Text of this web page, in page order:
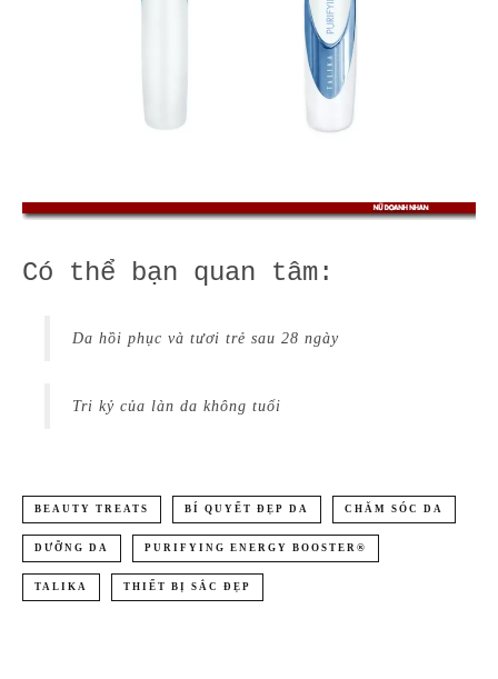
Có thể bạn quan tâm:
Da hồi phục và tươi trẻ sau 28 ngày
Tri kỷ của làn da không tuổi
BEAUTY TREATS BÍ QUYẾT ĐẸP DA CHĂM SÓC DA
DƯỠNG DA PURIFYING ENERGY BOOSTER®
TALIKA THIẾT BỊ SẮC ĐẸP